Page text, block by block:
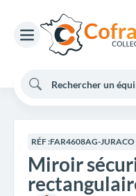
RÉF :FAR4608AG-JURACO
Miroir